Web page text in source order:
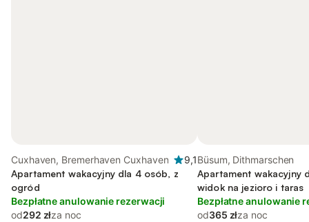
Cuxhaven, Bremerhaven Cuxhaven
9,1
Apartament wakacyjny dla 4 osób, z
ogród
Bezpłatne anulowanie rezerwacji
od292 złza noc
Büsum, Dithmarschen
Apartament wakacyjny
widok na jezioro i taras
Bezpłatne anulowanie
od365 złza noc